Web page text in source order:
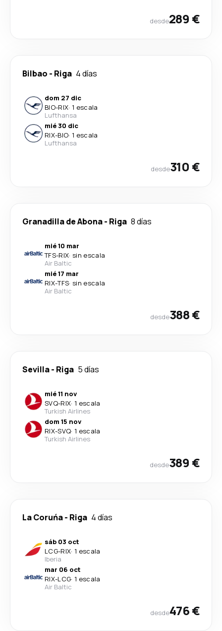
desde289 €
Bilbao - Riga 4 días
dom 27 dic
BIO-RIX· 1 escala
Lufthansa
mié 30 dic
RIX-BIO· 1 escala
Lufthansa
desde310 €
Granadilla de Abona- Riga 8 días
mié 10 mar
TFS-RIX· sin escala
Air Baltic
mié 17 mar
RIX-TFS· sin escala
Air Baltic
desde388 €
Sevilla- Riga 5 días
mié 11 nov
SVQ-RIX· 1 escala
Turkish Airlines
dom 15 nov
RIX-SVQ· 1 escala
Turkish Airlines
desde389 €
La Coruńa- Riga 4 días
sáb 03 oct
LCG-RIX· 1 escala
Iberia
mar 06 oct
RIX-LCG· 1 escala
Air Baltic
desde476 €